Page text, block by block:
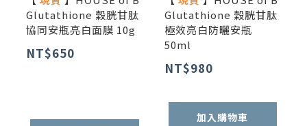
Glutathione 穀胱甘肽
協同安瓶亮白面膜 10g
NT$650
Glutathione 穀胱甘肽
極效亮白防曬安瓶
50ml
NT$980
加入購物車